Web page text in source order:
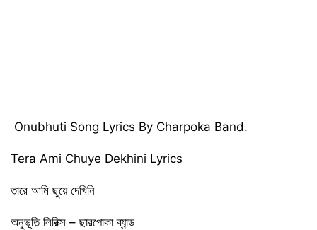
Onubhuti Song Lyrics By Charpoka Band.
Tera Ami Chuye Dekhini Lyrics
তারে আমি ছুয়ে দেখিনি
অনুভূতি লিরিক্স – ছারপোকা ব্যান্ড